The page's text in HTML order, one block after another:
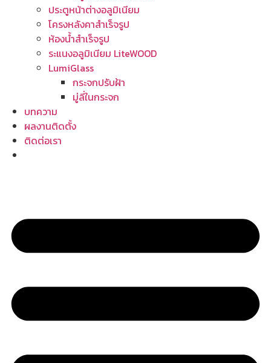
ประตูหน้าต่างอลูมิเนียม
โครงหลังคาสำเร็จรูป
ห้องน้ำสำเร็จรูป
ระแนงอลูมิเนียม LiteWOOD
LumiGlass
กระจกปรับฝ้า
มู่ลี่ในกระจก
บทความ
ผลงานติดตั้ง
ติดต่อเรา